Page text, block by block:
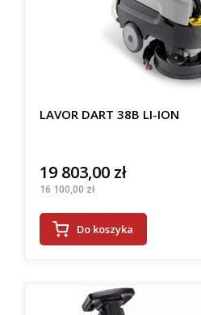
LAVOR DART 38B LI-ION
Cena
19 803,00 zł
Cena
16 100,00 zł
Do koszyka